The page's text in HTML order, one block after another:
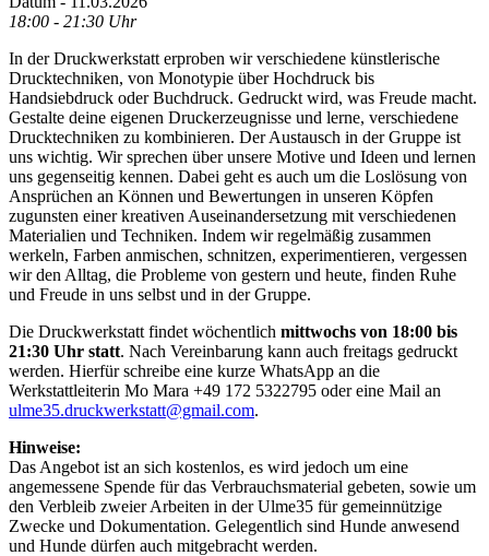
18:00 - 21:30 Uhr
In der Druckwerkstatt erproben wir verschiedene künstlerische
Drucktechniken, von Monotypie über Hochdruck bis
Handsiebdruck oder Buchdruck. Gedruckt wird, was Freude macht.
Gestalte deine eigenen Druckerzeugnisse und lerne, verschiedene
Drucktechniken zu kombinieren. Der Austausch in der Gruppe ist
uns wichtig. Wir sprechen über unsere Motive und Ideen und lernen
uns gegenseitig kennen. Dabei geht es auch um die Loslösung von
Ansprüchen an Können und Bewertungen in unseren Köpfen
zugunsten einer kreativen Auseinandersetzung mit verschiedenen
Materialien und Techniken. Indem wir regelmäßig zusammen
werkeln, Farben anmischen, schnitzen, experimentieren, vergessen
wir den Alltag, die Probleme von gestern und heute, finden Ruhe
und Freude in uns selbst und in der Gruppe.
Die Druckwerkstatt findet wöchentlich mittwochs von 18:00 bis
21:30 Uhr statt. Nach Vereinbarung kann auch freitags gedruckt
werden. Hierfür schreibe eine kurze WhatsApp an die
Werkstattleiterin Mo Mara +49 172 5322795 oder eine Mail an
ulme35.druckwerkstatt@gmail.com.
Hinweise:
Das Angebot ist an sich kostenlos, es wird jedoch um eine
angemessene Spende für das Verbrauchsmaterial gebeten, sowie um
den Verbleib zweier Arbeiten in der Ulme35 für gemeinnützige
Zwecke und Dokumentation. Gelegentlich sind Hunde anwesend
und Hunde dürfen auch mitgebracht werden.